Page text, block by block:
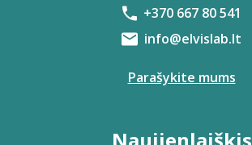
+370 667 80 541
info@elvislab.lt
Parašykite mums